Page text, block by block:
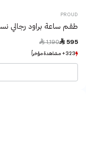
PROUD
طقم ساعة براود رجالي نسائي Y23 (SM-21081G&L)SBL + علبة
 595
Price reduced from
 1,190
323+ مشاهدة مؤخراً
13+ بيع مؤخراً
323+ مشاهدة مؤخراً
13+ بيع مؤخراً